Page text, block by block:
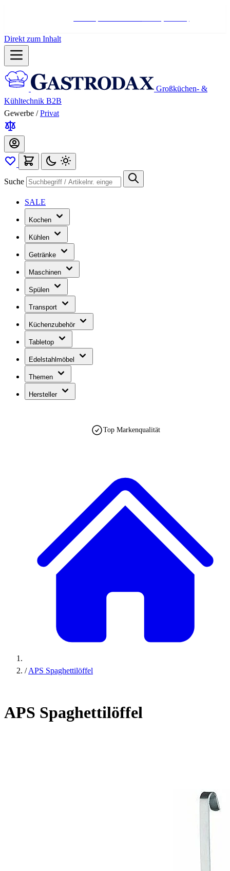
Direkt zum Inhalt
Großküchen- &
Kühltechnik B2B
Gewerbe / Privat
Suche
SALE
Kochen
Kühlen
Getränke
Maschinen
Spülen
Transport
Küchenzubehör
Tabletop
Edelstahlmöbel
Themen
Hersteller
Top Markenqualität
/ APS Spaghettilöffel
APS Spaghettilöffel